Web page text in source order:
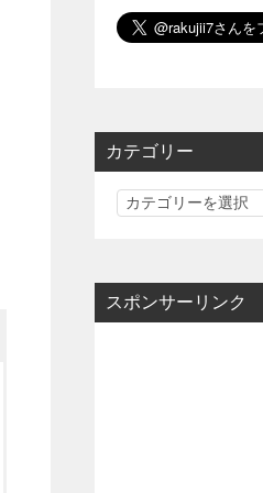
カテゴリー
カ
リ
ー
スポンサーリンク